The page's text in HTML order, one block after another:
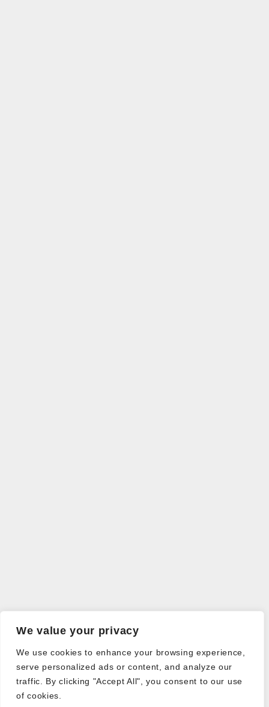
We value your privacy
We use cookies to enhance your browsing experience,
serve personalized ads or content, and analyze our
traffic. By clicking "Accept All", you consent to our use
of cookies.